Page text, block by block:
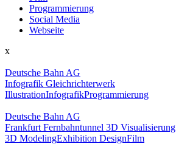
Programmierung
Social Media
Webseite
x
Deutsche Bahn AG
Infografik Gleichrichterwerk
IllustrationInfografikProgrammierung
Deutsche Bahn AG
Frankfurt Fernbahntunnel 3D Visualisierung
3D ModelingExhibition DesignFilm